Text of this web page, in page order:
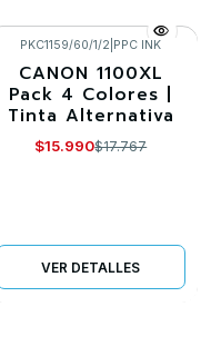
-10%
Agotado
PKC1159/60/1/2 PPC INK
CANON 1100XL
Pack 4 Colores |
Tinta Alternativa
$15.990$17.767
VER DETALLES